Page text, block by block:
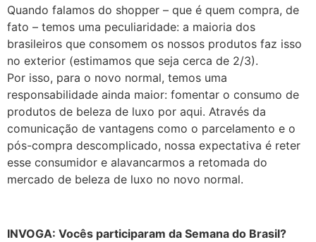
Quando falamos do shopper – que é quem compra, de
fato – temos uma peculiaridade: a maioria dos
brasileiros que consomem os nossos produtos faz isso
no exterior (estimamos que seja cerca de 2/3).
Por isso, para o novo normal, temos uma
responsabilidade ainda maior: fomentar o consumo de
produtos de beleza de luxo por aqui. Através da
comunicação de vantagens como o parcelamento e o
pós-compra descomplicado, nossa expectativa é reter
esse consumidor e alavancarmos a retomada do
mercado de beleza de luxo no novo normal.
INVOGA: Vocês participaram da Semana do Brasil?